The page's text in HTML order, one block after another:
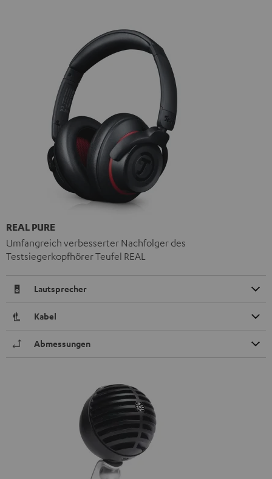
REAL PURE
Umfangreich verbesserter Nachfolger des
Testsiegerkopfhörer Teufel REAL
Lautsprecher
Kabel
Abmessungen